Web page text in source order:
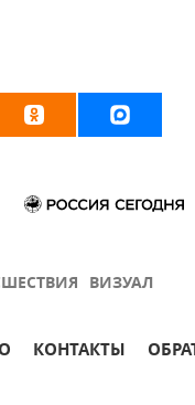
ВИЗУАЛ
КОНТАКТЫ